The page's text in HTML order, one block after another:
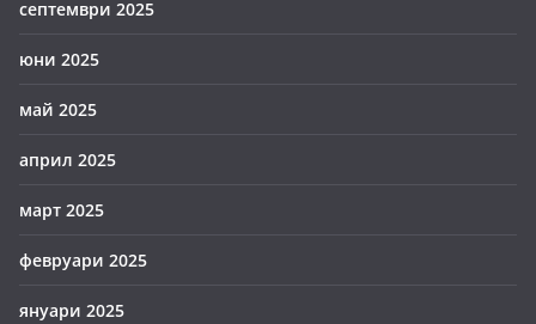
септември 2025
юни 2025
май 2025
април 2025
март 2025
февруари 2025
януари 2025